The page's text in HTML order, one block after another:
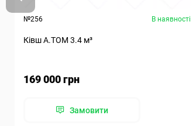
№256 В наявності
Ківш A.TOM 3.4 м³
169 000 грн
Замовити